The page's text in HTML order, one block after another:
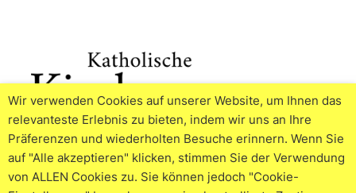
Wir verwenden Cookies auf unserer Website, um Ihnen das
relevanteste Erlebnis zu bieten, indem wir uns an Ihre
Präferenzen und wiederholten Besuche erinnern. Wenn Sie
auf "Alle akzeptieren" klicken, stimmen Sie der Verwendung
von ALLEN Cookies zu. Sie können jedoch "Cookie-